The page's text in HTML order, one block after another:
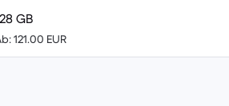
GB
121.00 EUR